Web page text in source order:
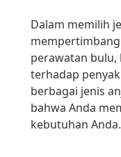
Dalam memilih
perawatan
terhadap
berbagai jenis
bahwa Anda
kebutuhan Anda.